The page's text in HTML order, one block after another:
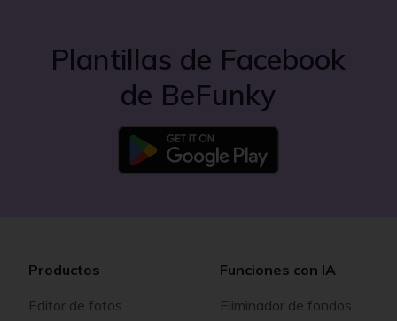
Plantillas de Facebook
de BeFunky
Productos
Editor de fotos
Funciones con IA
Eliminador de fondos